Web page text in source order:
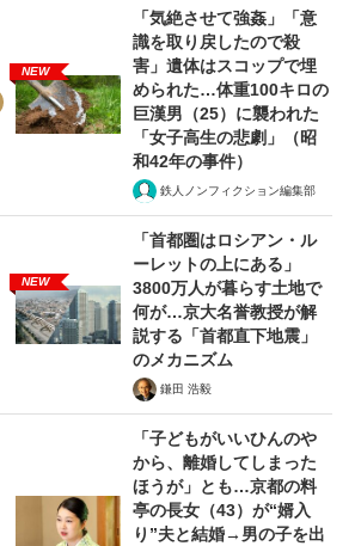
NEW
「気絶させて強姦」「意
識を取り戻したので殺
害」遺体はスコップで埋
められた…体重100キロの
巨漢男（25）に襲われた
「女子高生の悲劇」（昭
和42年の事件）
鉄人ノンフィクション編集部
NEW
「首都圏はロシアン・ル
ーレットの上にある」
3800万人が暮らす土地で
何が…京大名誉教授が解
説する「首都直下地震」
のメカニズム
鎌田 浩毅
「子どもがいいひんのや
から、離婚してしまった
ほうが」とも…京都の料
亭の長女（43）が“婿入
り”夫と結婚→男の子を出